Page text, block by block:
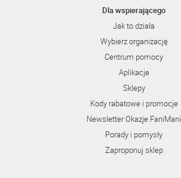
Dla wspierającego
Jak to działa
Wybierz organizację
Centrum pomocy
Aplikacje
Sklepy
Kody rabatowe i promocje
Newsletter Okazje FaniMani
Porady i pomysły
Zaproponuj sklep